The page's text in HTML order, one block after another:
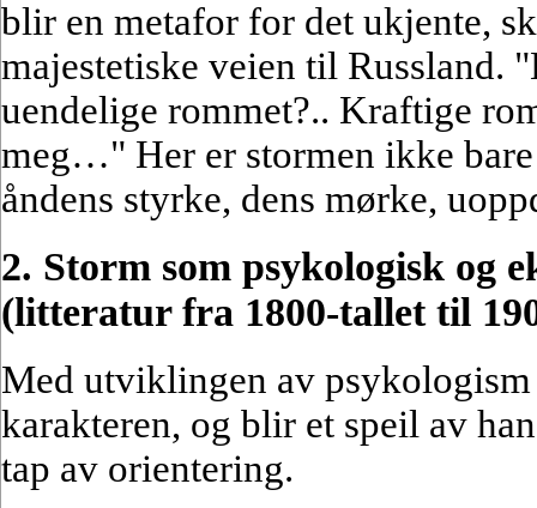
blir en metafor for det ukjente,
majestetiske veien til Russland.
uendelige rommet?.. Kraftige
meg…" Her er stormen ikke
åndens styrke, dens mørke,
2. Storm som psykologisk og
(litteratur fra 1800-tallet til
Med utviklingen av
karakteren, og blir et speil av
tap av orientering.